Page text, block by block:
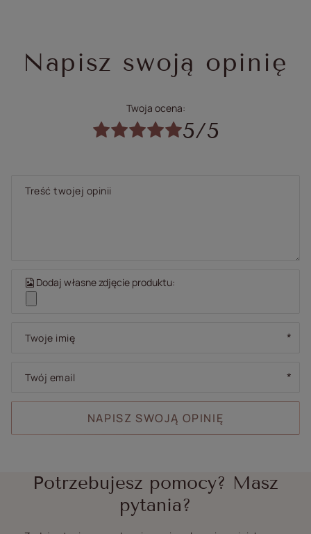
Napisz swoją opinię
Twoja ocena:
5/5
Treść twojej opinii
Dodaj własne zdjęcie produktu:
Twoje imię
Twój email
NAPISZ SWOJĄ OPINIĘ
Potrzebujesz pomocy? Masz
pytania?